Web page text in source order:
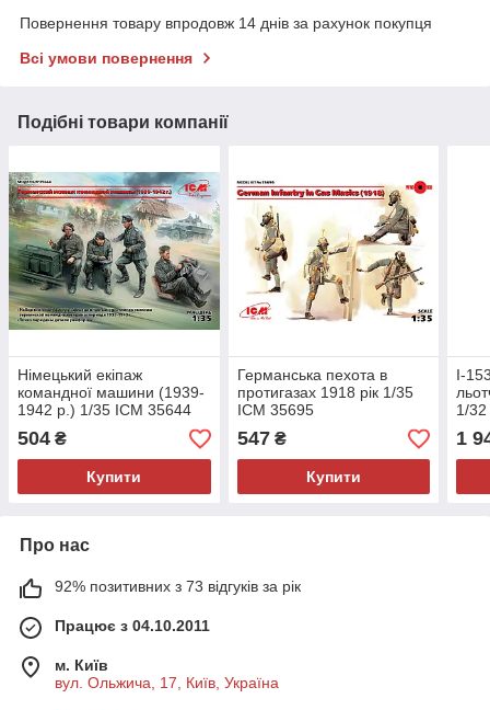
Повернення товару впродовж 14 днів за рахунок покупця
Всі умови повернення
Подібні товари компанії
Німецький екіпаж
командної машини (1939-
1942 р.) 1/35 ICM 35644
504 ₴
Купити
Германська пехота в
протигазах 1918 рік 1/35
ICM 35695
547₴
Купити
І-
1/
1
Про нас
92% позитивних з 73 відгуків за рік
Працює з 04.10.2011
м. Київ
вул. Ольжича, 17, Київ, Україна